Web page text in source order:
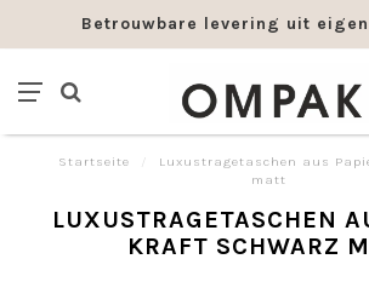
Betrouwbare levering uit
Startseite
Luxustragetaschen aus
matt
LUXUSTRAGETASCHEN
KRAFT SCHWARZ